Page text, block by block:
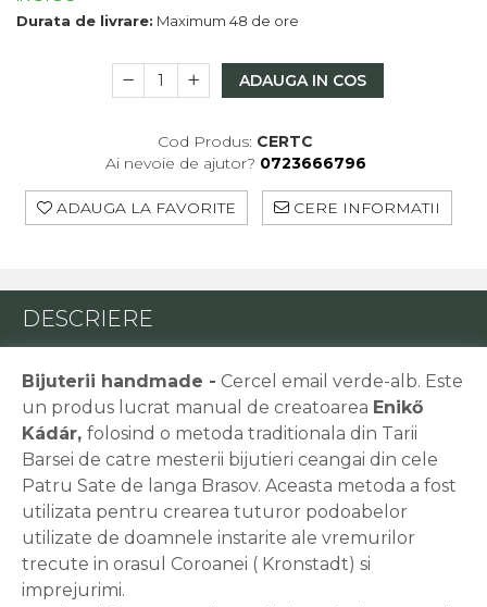
Macabeu
Xarel
Parellada
Durata de livrare: Maximum 48 de ore
ADAUGA IN COS
Cod Produs: CERTC
Ai nevoie de ajutor? 0723666796
ADAUGA LA FAVORITE CERE INFORMATII
DESCRIERE
Bijuterii handmade - Cercel email verde-alb. Este
un produs lucrat manual de creatoarea Enikő
Kádár, folosind o metoda traditionala din Tarii
Barsei de catre mesterii bijutieri ceangai din cele
Patru Sate de langa Brasov. Aceasta metoda a fost
utilizata pentru crearea tuturor podoabelor
utilizate de doamnele instarite ale vremurilor
trecute in orasul Coroanei ( Kronstadt) si
imprejurimi.